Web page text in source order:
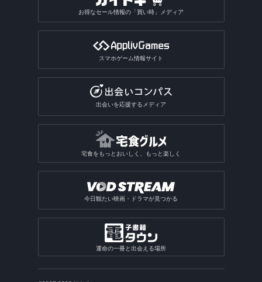
お得なセール情報の「買い時」メディア
スマホゲーム情報サイト
出会いを応援するメディア
宅食をもっとおいしく、もっと楽しく
今日観たい映画・ドラマが見つかる
運命の一冊と出会える場所